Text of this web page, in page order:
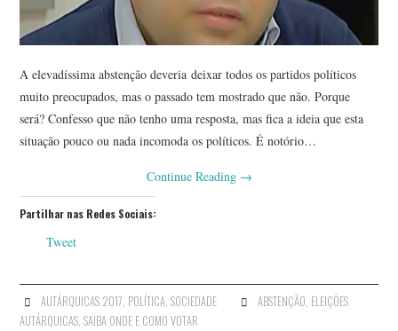
A elevadíssima abstenção deveria deixar todos os partidos políticos
muito preocupados, mas o passado tem mostrado que não. Porque
será? Confesso que não tenho uma resposta, mas fica a ideia que esta
situação pouco ou nada incomoda os políticos. É notório…
Continue Reading →
Partilhar nas Redes Sociais:
Tweet
AUTÁRQUICAS 2017, POLÍTICA, SOCIEDADE ABSTENÇÃO, ELEIÇÕES
AUTÁRQUICAS,SAIBA ONDE E COMO VOTAR